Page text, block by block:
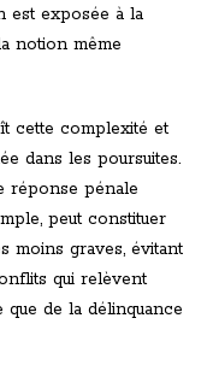
est exposée à la
notion même
cette complexité et
dans les poursuites.
réponse pénale
peut constituer
moins graves, évitant
qui relèvent
de la délinquance